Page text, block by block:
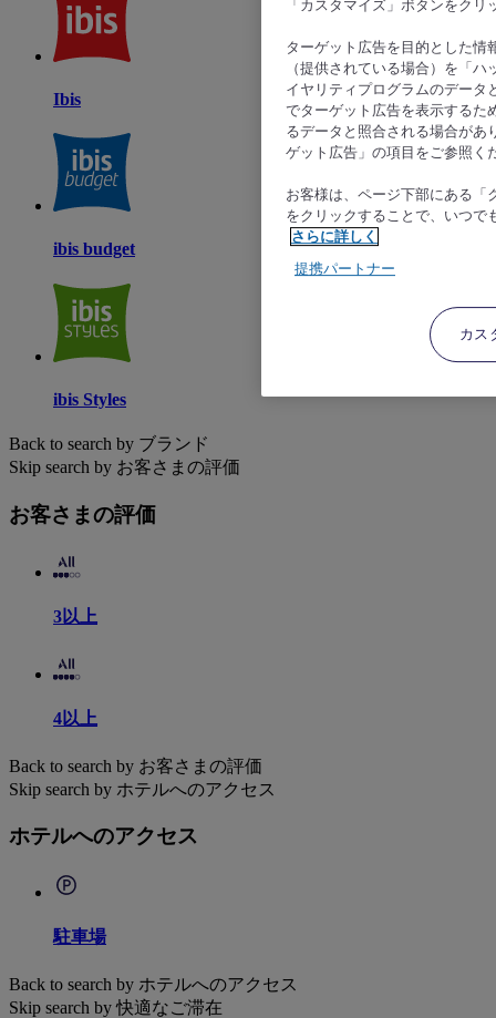
Ibis
ibis budget
ibis Styles
Back to search by ブランド
Skip search by お客さまの評価
お客さまの評価
3以上
4以上
Back to search by お客さまの評価
Skip search by ホテルへのアクセス
ホテルへのアクセス
駐車場
Back to search by ホテルへのアクセス
Skip search by 快適なご滞在
「カスタマイズ」ボタンをク
ターゲット広告を目的とした情
（提供されている場合）を「
イヤリティプログラムのデータ
でターゲット広告を表示するた
るデータと照合される場合があ
ゲット広告」の項目をご参照く
お客様は、ページ下部にある「
をクリックすることで、いつで
さらに詳しく
提携パートナー
カス